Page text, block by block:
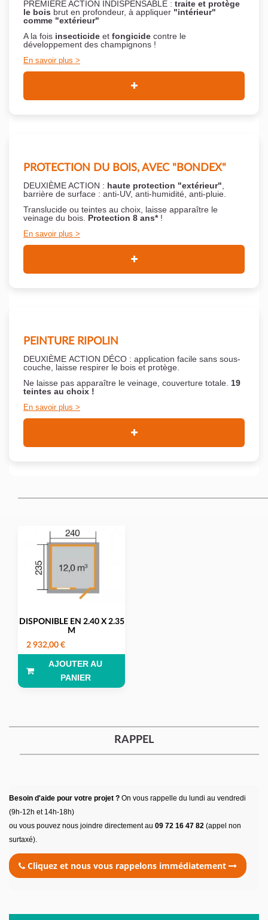
PREMIÈRE ACTION INDISPENSABLE : traite et protège
le bois brut en profondeur, à appliquer "intérieur"
comme "extérieur"
A la fois insecticide et fongicide contre le
développement des champignons !
En savoir plus
PROTECTION DU BOIS, AVEC "BONDEX"
DEUXIÈME ACTION : haute protection "extérieur"
barrière de surface : anti-UV, anti-humidité, anti-pluie.
Translucide ou teintes au choix, laisse apparaître le
veinage du bois. Protection 8 ans*!
En savoir plus
PEINTURE RIPOLIN
DEUXIÈME ACTION DÉCO : application facile sans sous-
couche, laisse respirer le bois et protège.
Ne laisse pas apparaître le veinage, couverture totale. 19
teintes au choix !
En savoir plus
DISPONIBLE EN 2.40 X 2.35
M
2 932,00 €
AJOUTER AU
PANIER
RAPPEL
Besoin d'aide pour votre projet ? On vous rappelle du lundi au vendredi
(9h-12h et 14h-18h)
ou vous pouvez nous joindre directement au 09 72 16 47 82 (appel non
surtaxé).
Cliquez et nous vous rappelons immédiatement